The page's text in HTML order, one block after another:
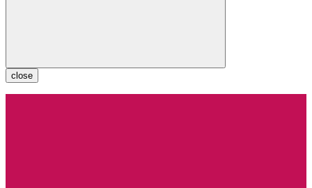
close